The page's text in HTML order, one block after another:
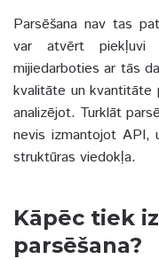
Parsēšana nav tas
var atvērt piekļuvi
mijiedarboties ar tās
kvalitāte un kvantitāte
analizējot. Turklāt
nevis izmantojot API,
struktūras viedokļa.
Kāpēc tiek
parsēšana?